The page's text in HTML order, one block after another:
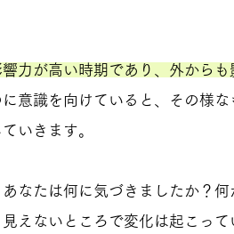
力が高い時期であり、外から
意識を向けていると、その様
いきます。
なたは何に気づきましたか？
えないところで変化は起こっ